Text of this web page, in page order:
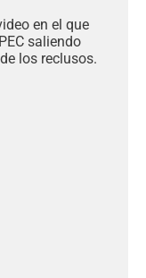
en el que
saliendo
los reclusos.